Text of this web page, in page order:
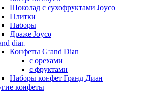
Шоколад с сухофруктами Joyco
Плитки
Наборы
Драже Joyco
dian
Конфеты Grand Dian
с орехами
с фруктами
Наборы конфет Гранд Диан
конфеты